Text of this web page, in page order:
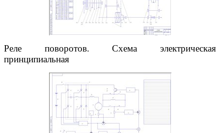
Реле поворотов. Схема электрическая
принципиальная